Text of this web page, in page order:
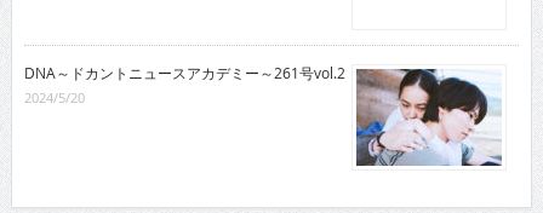
DNA～ドカントニュースアカデミー～261号vol.2
2024/5/20